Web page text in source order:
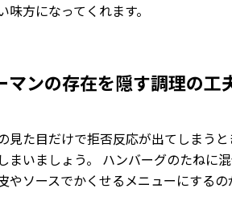
味方になってくれます。
マンの存在を隠す調理の工
見た目だけで拒否反応が出てしまう
まいましょう。 ハンバーグのたねに
やソースでかくせるメニューにするの